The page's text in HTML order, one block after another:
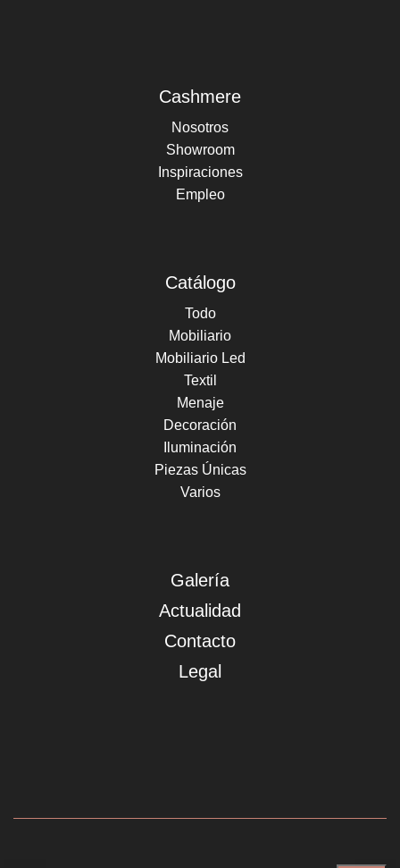
Cashmere
Nosotros
Showroom
Inspiraciones
Empleo
Catálogo
Todo
Mobiliario
Mobiliario Led
Textil
Menaje
Decoración
Iluminación
Piezas Únicas
Varios
Galería
Actualidad
Contacto
Legal